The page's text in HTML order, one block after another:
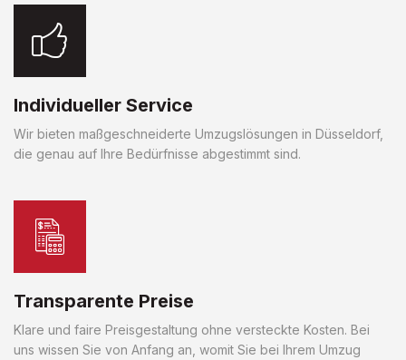
Individueller Service
Wir bieten maßgeschneiderte Umzugslösungen in Düsseldorf,
die genau auf Ihre Bedürfnisse abgestimmt sind.
Transparente Preise
Klare und faire Preisgestaltung ohne versteckte Kosten. Bei
uns wissen Sie von Anfang an, womit Sie bei Ihrem Umzug